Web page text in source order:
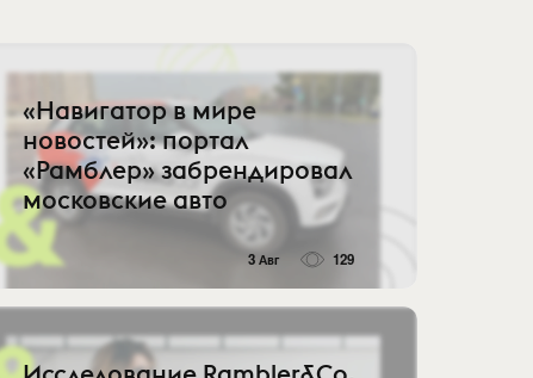
«Навигатор в мире
новостей»: портал
«Рамблер» забрендировал
московские авто
3 Авг 129